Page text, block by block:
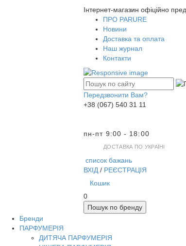
Інтернет-магазин офіційно
ПРО PARURE
Новини
Доставка та оплата
Наш журнал
Контакти
Передзвонити Вам?
+38 (067) 540 31 11
пн-пт 9:00 - 18:00
ДОСТАВКА ПО УКРАЇНІ
список бажань
ВХІД / РЕЄСТРАЦІЯ
Кошик
0
Пошук по бренду
Бренди
ПАРФУМЕРІЯ
ДИТЯЧА ПАРФУМЕРІЯ